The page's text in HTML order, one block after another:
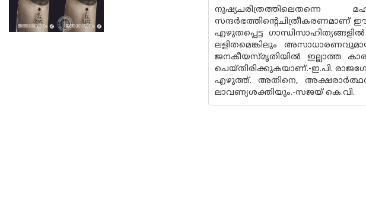
നുഷ്യചരിത്രത്തിലെതന്നെ
സന്ദര്‍ഭത്തിന്റെചിത്രീകരണമാണ്
എഴുതപ്പെട്ട
ലളിതമെങ്കിലും
ജനകീയസ്മൃതിയില്‍ ഇല്ലാത്ത
ചെയ്തിരിക്കുകയാണ്.-ഇ.പി.
എഴുത്ത്. അതിനെ,
ലാവണ്യശക്തിയും.-സജയ് കെ.വി.